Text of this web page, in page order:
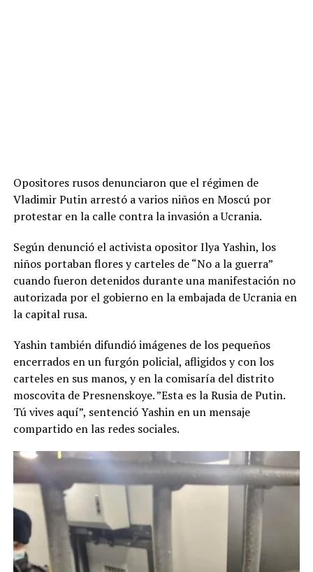
Opositores rusos denunciaron que el régimen de
Vladimir Putin arrestó a varios niños en Moscú por
protestar en la calle contra la invasión a Ucrania.
Según denunció el activista opositor Ilya Yashin, los
niños portaban flores y carteles de “No a la guerra”
cuando fueron detenidos durante una manifestación no
autorizada por el gobierno en la embajada de Ucrania en
la capital rusa.
Yashin también difundió imágenes de los pequeños
encerrados en un furgón policial, afligidos y con los
carteles en sus manos, y en la comisaría del distrito
moscovita de Presnenskoye. ”Esta es la Rusia de Putin.
Tú vives aquí”, sentenció Yashin en un mensaje
compartido en las redes sociales.